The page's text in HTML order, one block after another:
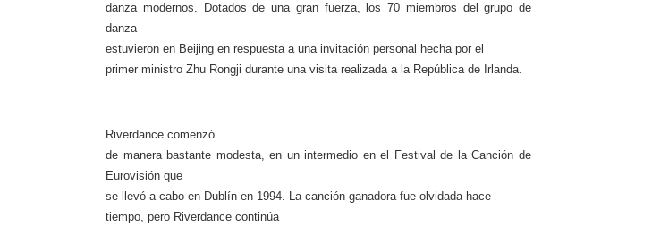
danza modernos. Dotados de una gran fuerza, los 70 miembros del grupo de
danza
estuvieron en Beijing en respuesta a una invitación personal hecha por el
primer ministro Zhu Rongji durante una visita realizada a la Repúblicade Irlanda.
Riverdance comenzó
de manera bastante modesta, en un interme­dio en el Festival de la Canción de
Eurovisión que
se llevó a cabo en Dublín en 1994. La canción ganadora fue olvidada hace
tiempo, pero Riverdance continúa